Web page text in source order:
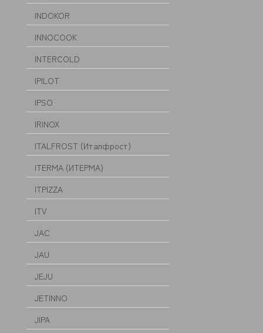
INDOKOR
INNOCOOK
INTERCOLD
IPILOT
IPSO
IRINOX
ITALFROST (Италфрост)
ITERMA (ИТЕРМА)
ITPIZZA
ITV
JAC
JAU
JEJU
JETINNO
JIPA